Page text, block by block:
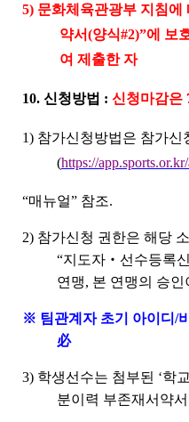
5) 문화체육관광부 지침에
약서(양식#2)”에 보
여 제출한 자
10.신청방법 :신청마감은
1) 참가신청방법은 참가신
(https://
“매뉴얼” 참조.
2) 참가신청 권한은 해당
“지도자‧ 선수등록
연맹, 본 연맹의 승
※ 팀관계자 초기 아이디/
必
3) 학생선수는 첨부된 ‘학
분이력 부존재서약서